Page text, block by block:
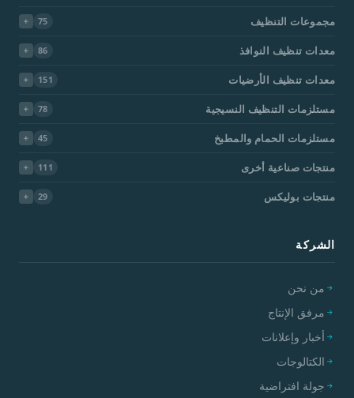
مجموعات التنظيف 75
معدات تنظيف النوافذ 86
معدات تنظيف الأرضيات 151
مستلزمات التنظيف النسيجية 78
مستلزمات الحمام والمطبخ 45
منتجات صناعية أخرى 111
منتجات بوليكس 29
الشركة
من نحن
مرفق الإنتاج
أخبار وإعلانات
الكتالوجات
جولة افتراضية